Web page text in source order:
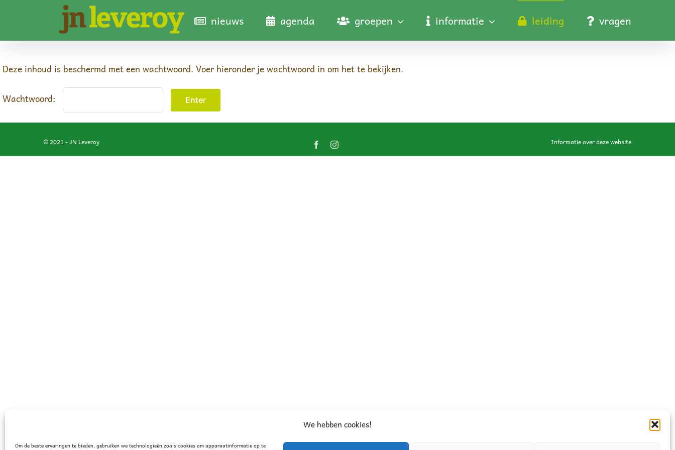
We hebben cookies!
Om de beste ervaringen te bieden, gebruiken we technologieën zoals cookies om apparaatinformatie op te
inhoud
nieuws agenda groepen informatie leiding vragen
Deze inhoud is beschermd met een wachtwoord. Voer hieronder je wachtwoord in om het te bekijken.
Wachtwoord:
© 2021 - JN Leveroy Informatie over deze website
FacebookInstagram